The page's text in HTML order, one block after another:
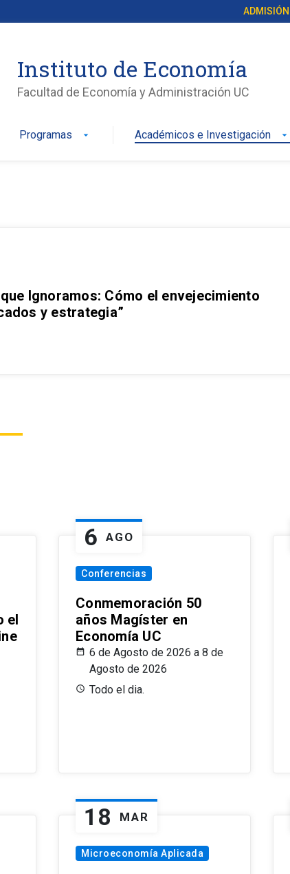
ADMISIÓN
Instituto de Economía
Facultad de Economía y Administración UC
Programas arrow_drop_down Académicos e Investigación arrow_drop_down
Ignoramos: Cómo el envejecimiento
y estrategia”
el
6 AGO
Conferencias
Conmemoración 50
años Magíster en
Economía UC
6 de Agosto de 2026 a 8 de
Agosto de 2026
Todo el dia.
18 MAR
Microeconomía Aplicada